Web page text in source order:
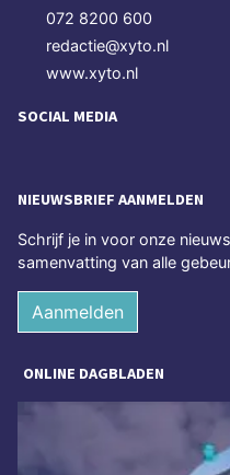
072 8200 600
redactie@xyto.nl
www.xyto.nl
SOCIAL MEDIA
NIEUWSBRIEF AANMELDEN
Schrijf je in voor onze
samenvatting van alle
Aanmelden
ONLINE DAGBLADEN